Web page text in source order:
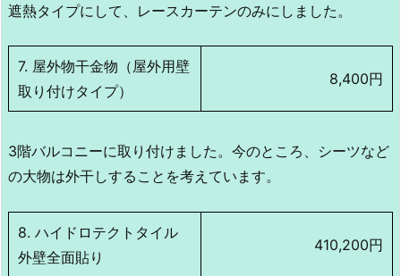
遮熱タイプにして、レースカーテンのみにしました。
7. 屋外物干金物（屋外用壁
取り付けタイプ）
8,400円
3階バルコニーに取り付けました。今のところ、シーツなど
の大物は外干しすることを考えています。
8. ハイドロテクトタイル
外壁全面貼り
410,200円